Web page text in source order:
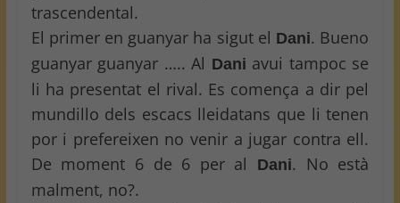
trascendental.
El primer en guanyar ha sigut el Dani. Bueno
guanyar guanyar ….. Al Dani avui tampoc se
li ha presentat el rival. Es comença a dir pel
mundillo dels escacs lleidatans que li tenen
por i prefereixen no venir a jugar contra ell.
De moment 6 de 6 per al
Dani. No està
malment, no?.